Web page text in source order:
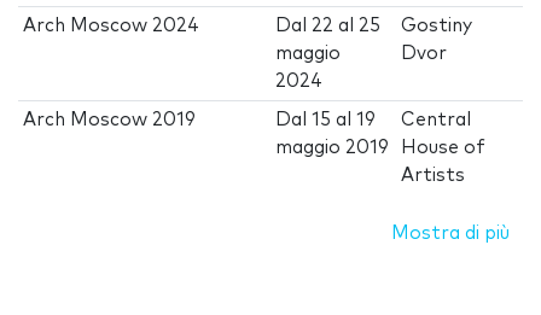
Arch Moscow 2024 Dal 22 al 25
maggio
2024
Gostiny
Dvor
Arch Moscow 2019 Dal15 al19
maggio 2019
Central
House of
Artists
Mostra di più